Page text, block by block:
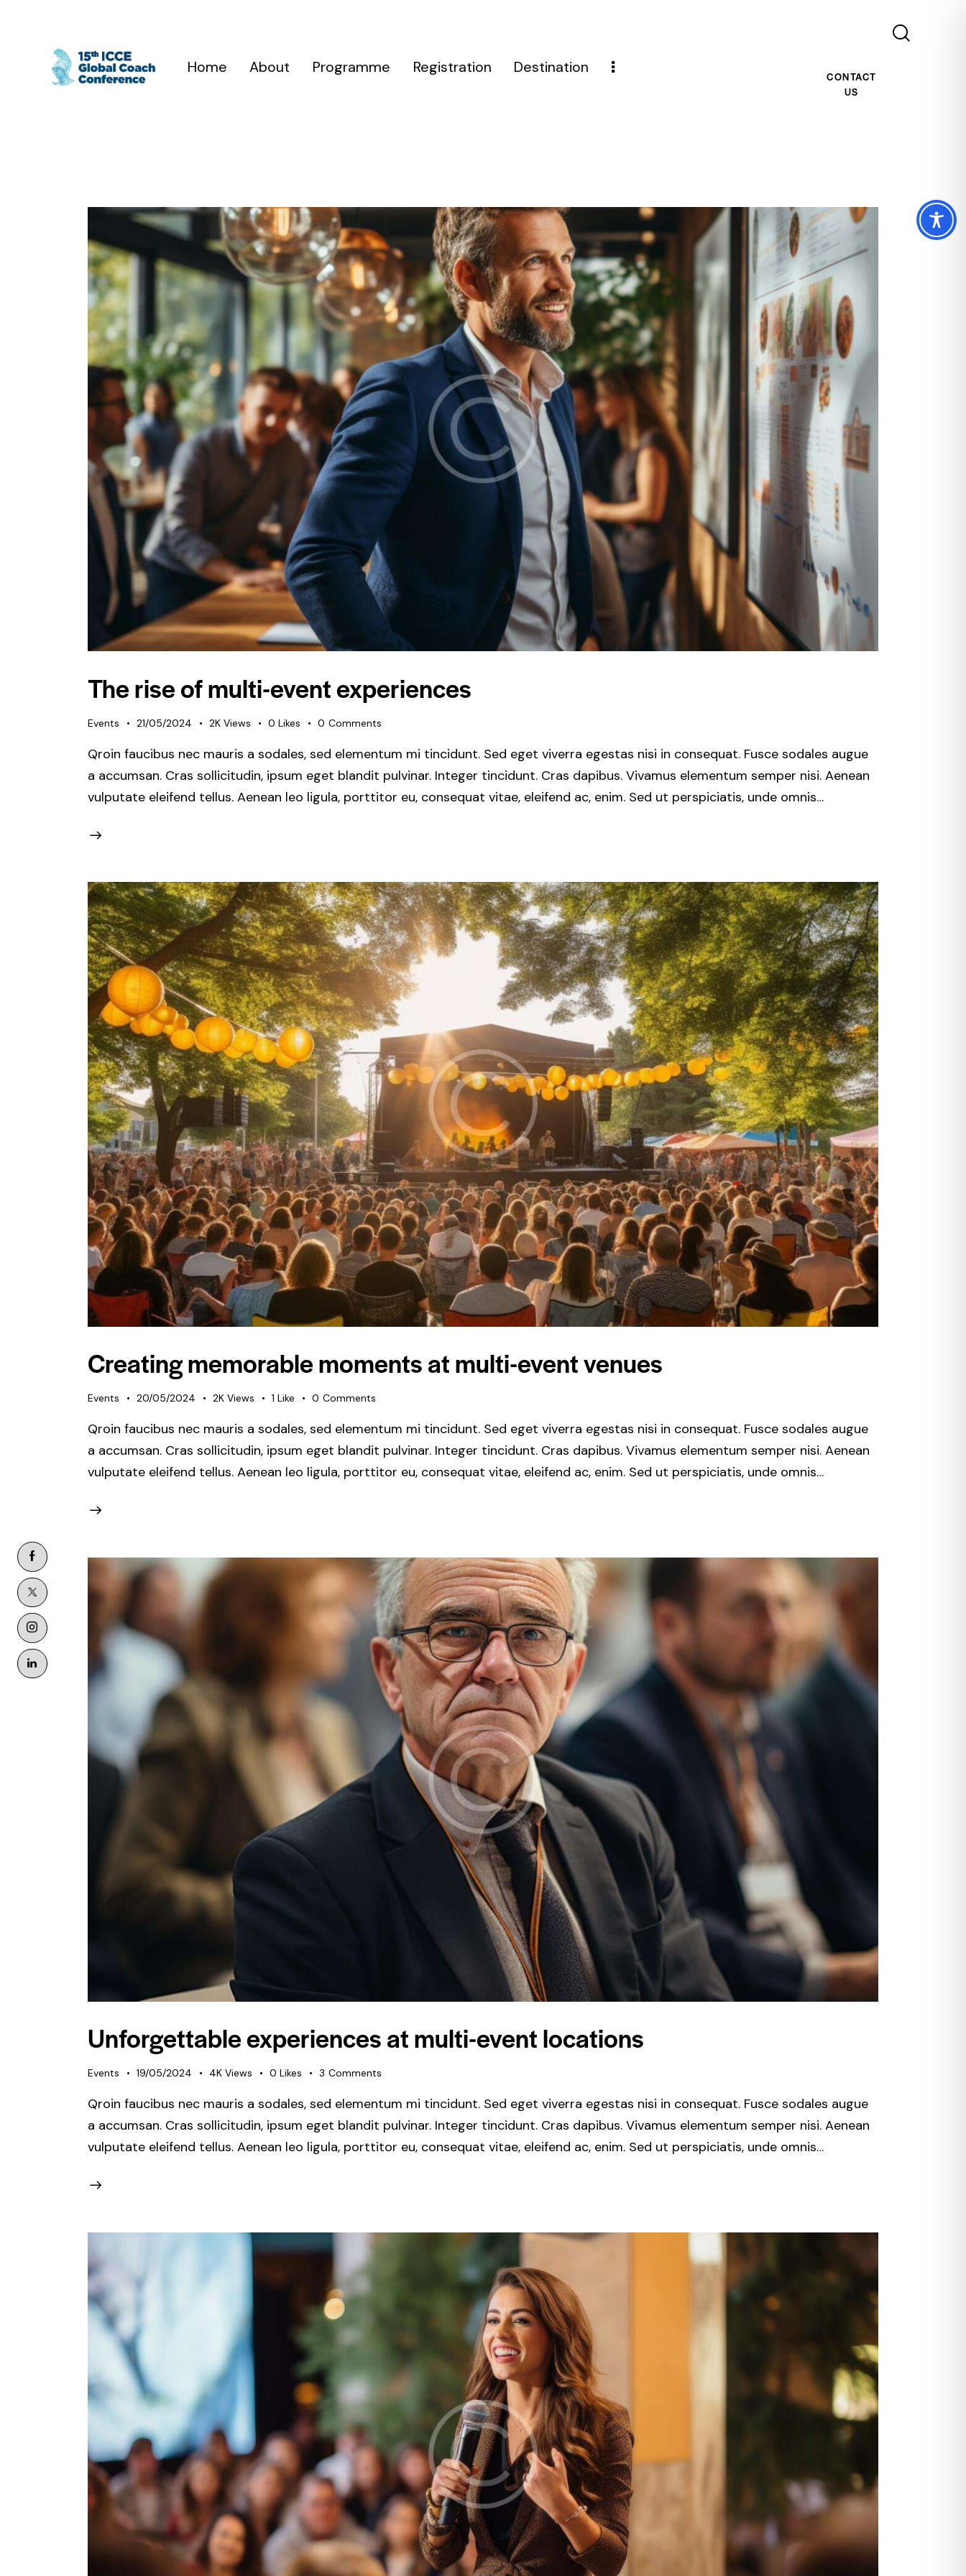
Home About Programme Registration Destination
CONTACT
US
The rise of multi-event experiences
Events 21/05/2024 2K Views 0 Likes 0 Comments
Qroin faucibus nec mauris a sodales, sed elementum mi tincidunt. Sed eget viverra egestas nisi in consequat. Fusce sodales augue
a accumsan. Cras sollicitudin, ipsum eget blandit pulvinar. Integer tincidunt. Cras dapibus. Vivamus elementum semper nisi. Aenean
vulputate eleifend tellus. Aenean leo ligula, porttitor eu, consequat vitae, eleifend ac, enim. Sed ut perspiciatis, unde omnis…
Creating memorable moments at multi-event venues
Events 20/05/2024 2K Views 1 Like 0 Comments
Qroin faucibus nec mauris a sodales, sed elementum mi tincidunt. Sed eget viverra egestas nisi in consequat. Fusce sodales augue
a accumsan. Cras sollicitudin, ipsum eget blandit pulvinar. Integer tincidunt. Cras dapibus. Vivamus elementum semper nisi. Aenean
vulputate eleifend tellus. Aenean leo ligula, porttitor eu, consequat vitae, eleifend ac, enim. Sed ut perspiciatis, unde omnis…
Unforgettable experiences at multi-event locations
Events 19/05/2024 4K Views 0 Likes 3 Comments
Qroin faucibus nec mauris a sodales, sed elementum mi tincidunt. Sed eget viverra egestas nisi in consequat. Fusce sodales augue
a accumsan. Cras sollicitudin, ipsum eget blandit pulvinar. Integer tincidunt. Cras dapibus. Vivamus elementum semper nisi. Aenean
vulputate eleifend tellus. Aenean leo ligula, porttitor eu, consequat vitae, eleifend ac, enim. Sed ut perspiciatis, unde omnis…